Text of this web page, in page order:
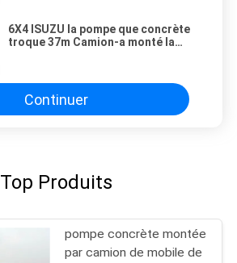
6X4 ISUZU la pompe que concrète
troque 37m Camion-a monté la
Continuer
Top Produits
pompe concrète montée
par camion de mobile de